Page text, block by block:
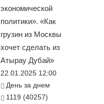
экономической
политики». «Как
грузин из Москвы
хочет сделать из
Атырау Дубай»
22.01.2025 12:00
День за днем
1119 (40257)